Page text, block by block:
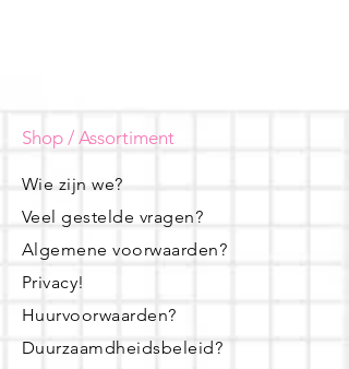
Shop / Assortiment
Wie zijn we?
Veel gestelde vragen?
Algemene voorwaarden?
Privacy!
Huurvoorwaarden?
Duurzaamdheidsbeleid?